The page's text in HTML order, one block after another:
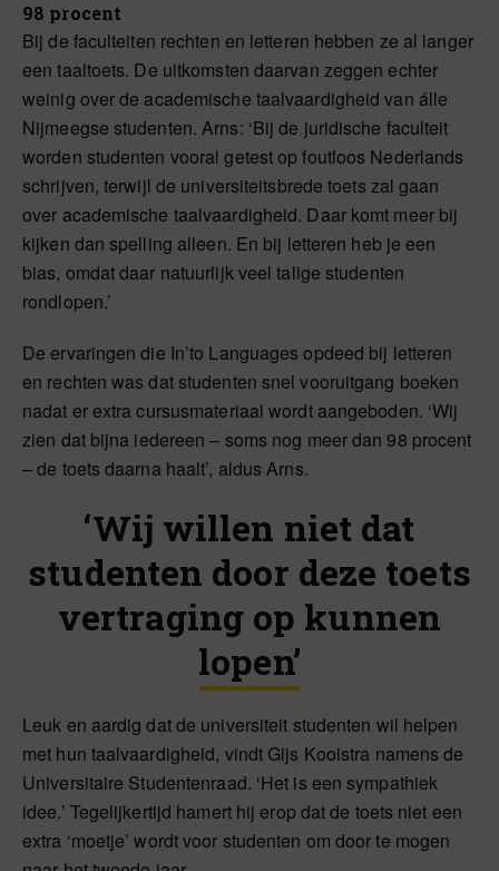
98 procent
Bij de faculteiten rechten en letteren hebben ze al langer
een taaltoets. De uitkomsten daarvan zeggen echter
weinig over de academische taalvaardigheid van álle
Nijmeegse studenten. Arns: ‘Bij de juridische faculteit
worden studenten vooral getest op foutloos Nederlands
schrijven, terwijl de universiteitsbrede toets zal gaan
over academische taalvaardigheid. Daar komt meer bij
kijken dan spelling alleen. En bij letteren heb je een
bias, omdat daar natuurlijk veel talige studenten
rondlopen.’
De ervaringen die In’to Languages opdeed bij letteren
en rechten was dat studenten snel vooruitgang boeken
nadat er extra cursusmateriaal wordt aangeboden. ‘Wij
zien dat bijna iedereen – soms nog meer dan 98 procent
– de toets daarna haalt’, aldus Arns.
‘Wij willen niet dat
studenten door deze toets
vertraging op kunnen
lopen’
Leuk en aardig dat de universiteit studenten wil helpen
met hun taalvaardigheid, vindt Gijs Kooistra namens de
Universitaire Studentenraad. ‘Het is een sympathiek
idee.’ Tegelijkertijd hamert hij erop dat de toets niet een
extra ‘moetje’ wordt voor studenten om door te mogen